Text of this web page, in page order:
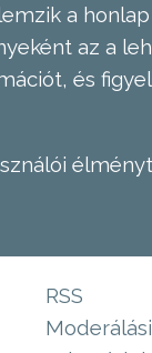
a
az a
és
RSS